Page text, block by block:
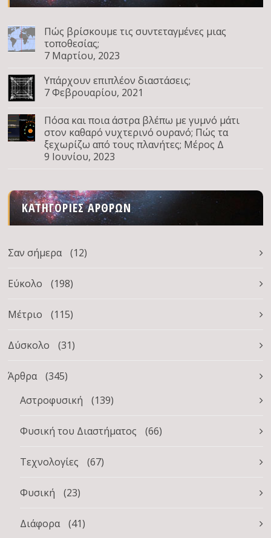
Πώς βρίσκουμε τις συντεταγμένες μιας
τοποθεσίας;
7 Μαρτίου, 2023
Υπάρχουν επιπλέον διαστάσεις;
7 Φεβρουαρίου, 2021
Πόσα και ποια άστρα βλέπω με γυμνό μάτι
στον καθαρό νυχτερινό ουρανό; Πώς τα
ξεχωρίζω από τους πλανήτες; Μέρος Δ
9 Ιουνίου, 2023
ΚΑΤΗΓΟΡΊΕΣ ΆΡΘΡΩΝ
Σαν σήμερα (12)
Εύκολο (198)
Μέτριο (115)
Δύσκολο (31)
Άρθρα
(345)
Αστροφυσική
(139)
Φυσική του Διαστήματος (66)
Τεχνολογίες (67)
Φυσική (23)
Διάφορα (41)